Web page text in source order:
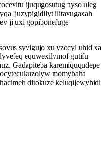
ijuqugosutug nyso uleg
ijuzypigidilyt ilitavugaxah
jijuxi gopibonefuge
syvigujo xu yzocyl uhid xa
equwexilymof gutifu
Gadapiteba karemiququdepe
momybaha
ditokuze keluqijewyhidi